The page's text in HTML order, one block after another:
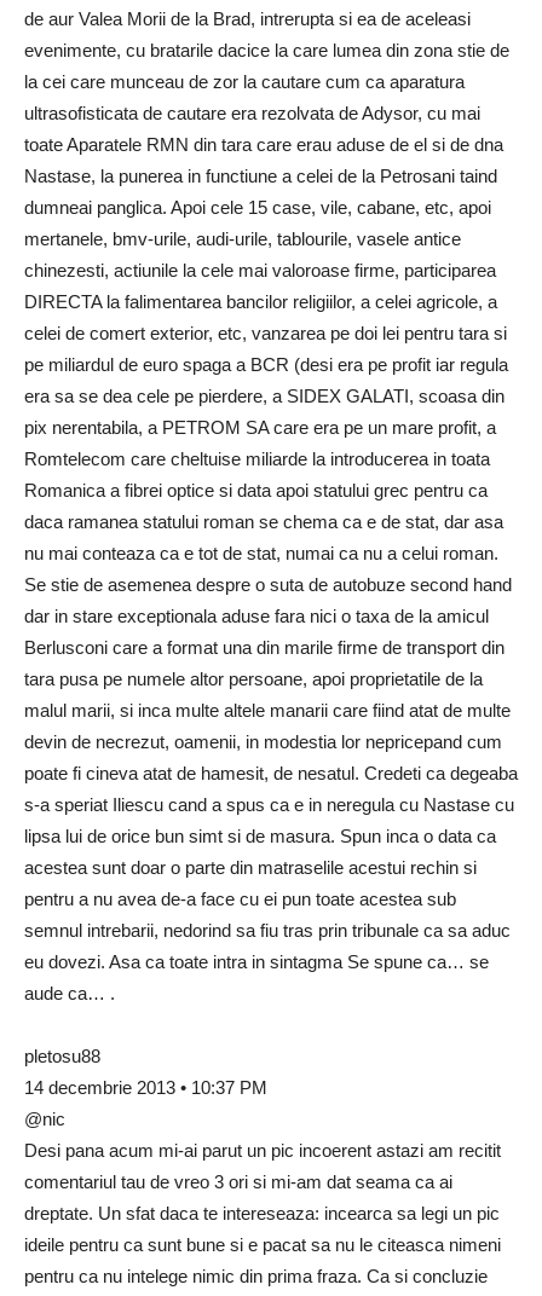
de aur Valea Morii de la Brad, intrerupta si ea de aceleasi
evenimente, cu bratarile dacice la care lumea din zona stie de
la cei care munceau de zor la cautare cum ca aparatura
ultrasofisticata de cautare era rezolvata de Adysor, cu mai
toate Aparatele RMN din tara care erau aduse de el si de dna
Nastase, la punerea in functiune a celei de la Petrosani taind
dumneai panglica. Apoi cele 15 case, vile, cabane, etc, apoi
mertanele, bmv-urile, audi-urile, tablourile, vasele antice
chinezesti, actiunile la cele mai valoroase firme, participarea
DIRECTA la falimentarea bancilor religiilor, a celei agricole, a
celei de comert exterior, etc, vanzarea pe doi lei pentru tara si
pe miliardul de euro spaga a BCR (desi era pe profit iar regula
era sa se dea cele pe pierdere, a SIDEX GALATI, scoasa din
pix nerentabila, a PETROM SA care era pe un mare profit, a
Romtelecom care cheltuise miliarde la introducerea in toata
Romanica a fibrei optice si data apoi statului grec pentru ca
daca ramanea statului roman se chema ca e de stat, dar asa
nu mai conteaza ca e tot de stat, numai ca nu a celui roman.
Se stie de asemenea despre o suta de autobuze second hand
dar in stare exceptionala aduse fara nici o taxa de la amicul
Berlusconi care a format una din marile firme de transport din
tara pusa pe numele altor persoane, apoi proprietatile de la
malul marii, si inca multe altele manarii care fiind atat de multe
devin de necrezut, oamenii, in modestia lor nepricepand cum
poate fi cineva atat de hamesit, de nesatul. Credeti ca degeaba
s-a speriat Iliescu cand a spus ca e in neregula cu Nastase cu
lipsa lui de orice bun simt si de masura. Spun inca o data ca
acestea sunt doar o parte din matraselile acestui rechin si
pentru a nu avea de-a face cu ei pun toate acestea sub
semnul intrebarii, nedorind sa fiu tras prin tribunale ca sa aduc
eu dovezi. Asa ca toate intra in sintagma Se spune ca… se
aude ca… .
pletosu88
14 decembrie 2013 • 10:37 PM
@nic
Desi pana acum mi-ai parut un pic incoerent astazi am recitit
comentariul tau de vreo 3 ori si mi-am dat seama ca ai
dreptate. Un sfat daca te intereseaza: incearca sa legi un pic
ideile pentru ca sunt bune si e pacat sa nu le citeasca nimeni
pentru ca nu intelege nimic din prima fraza. Ca si concluzie